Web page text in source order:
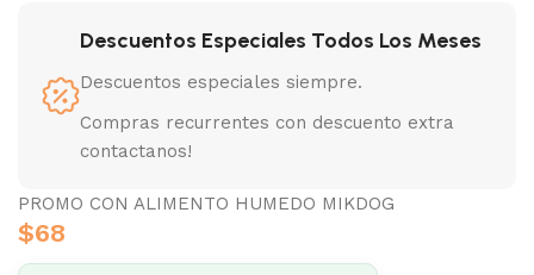
Descuentos Especiales Todos Los Meses
Descuentos especiales siempre.
Compras recurrentes con descuento extra
contactanos!
PROMO CON ALIMENTO HUMEDO MIKDOG
$68